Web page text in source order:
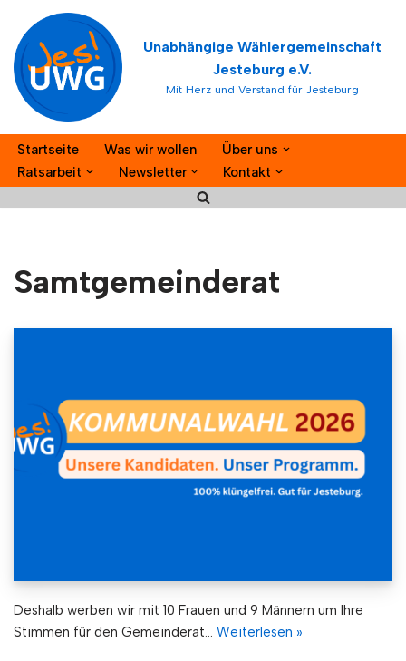
Zum
Inhalt
springen
Unabhängige Wählergemeinschaft
Jesteburg e.V.
Mit Herz und Verstand für Jesteburg
Startseite Was wir wollen
Über uns
Ratsarbeit
Newsletter Kontakt
Samtgemeinderat
Deshalb werben wir mit 10 Frauen und 9 Männern um Ihre
Stimmen für den Gemeinderat… Weiterlesen »